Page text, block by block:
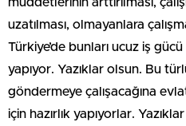
uzatılması, olmayanlara
Türkiye’de bunları ucuz iş
yapıyor. Yazıklar olsun. Bu
göndermeye çalışacağına
için hazırlık yapıyorlar.